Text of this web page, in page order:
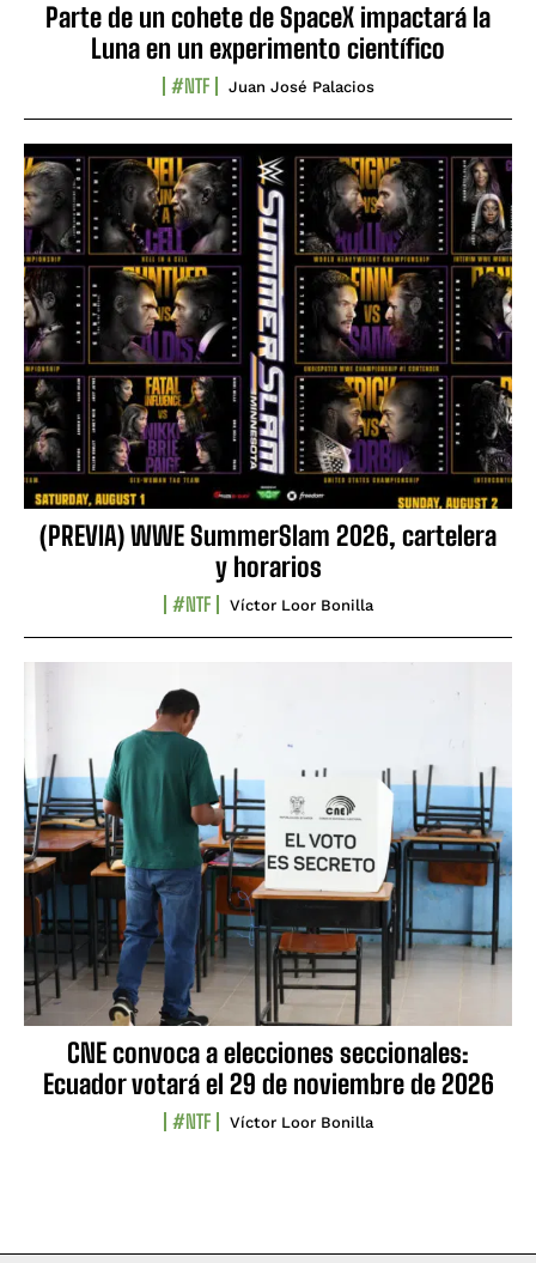
Parte de un cohete de SpaceX impactará la
Luna en un experimento científico
#NTF Juan José Palacios
(PREVIA) WWE SummerSlam 2026, cartelera
y horarios
#NTF Víctor Loor Bonilla
CNE convoca a elecciones seccionales:
Ecuador votará el 29 de noviembre de 2026
#NTF Víctor Loor Bonilla